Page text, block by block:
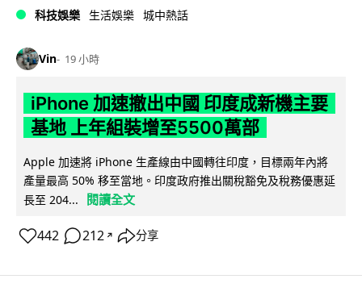
科技娛樂 生活娛樂 城中熱話
Vin 19 小時
iPhone 加速撤出中國 印度成新機主要
基地 上年組裝增至5500萬部
Apple 加速將 iPhone 生產線由中國轉往印度，目標兩年內將
產量最高 50% 移至當地。印度政府推出關稅豁免及稅務優惠延
長至 204...
閱讀全文
442 212 ↗ 分享